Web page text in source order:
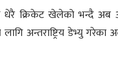
धेरै क्रिकेट खेलेको भन्दै
अन्तराष्ट्रिय डेभ्यु